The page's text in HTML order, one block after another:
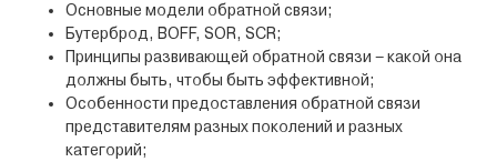
Основные модели обратной связи;
Бутерброд, BOFF, SOR, SCR;
Принципы развивающей обратной связи – какой она
должны быть, чтобы быть эффективной;
Особенности предоставления обратной связи
представителям разных поколений и разных
категорий;